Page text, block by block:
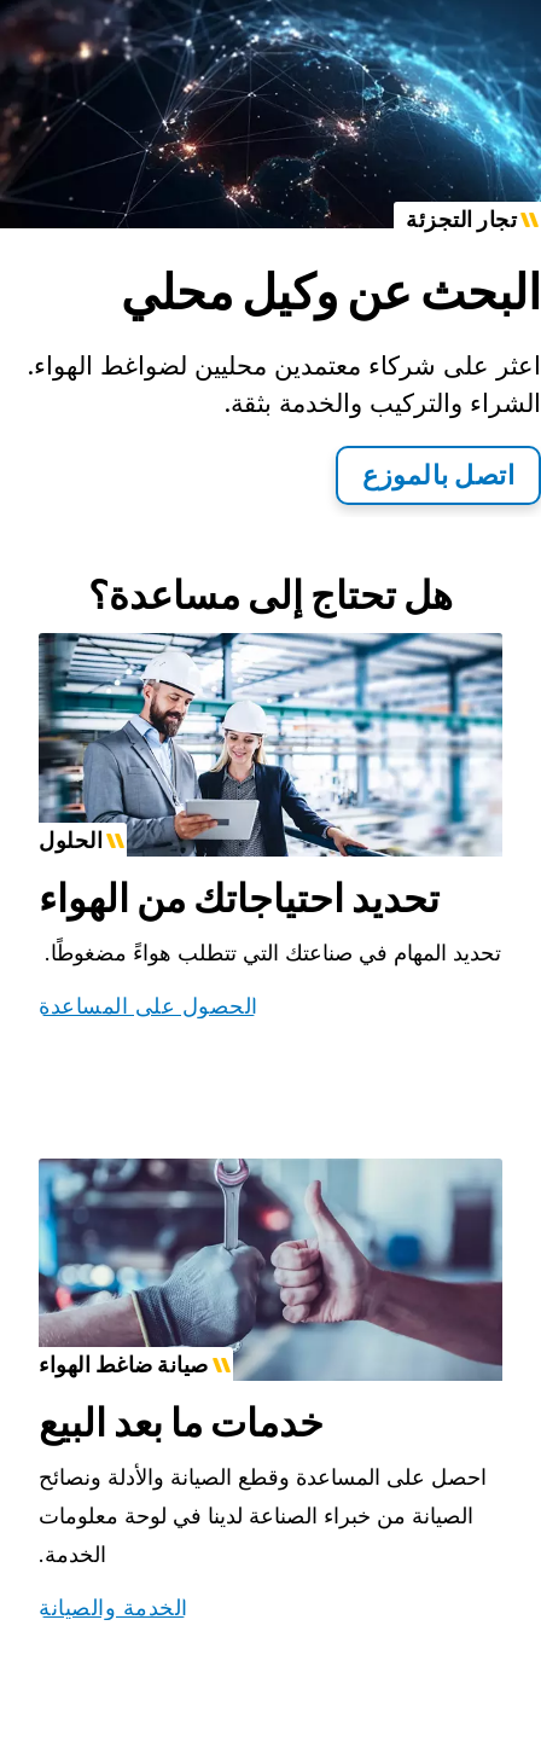
تجار التجزئة
البحث عن وكيل محلي
اعثر على شركاء معتمدين محليين لضواغط الهواء.
الشراء والتركيب والخدمة بثقة.
اتصل بالموزع
هل تحتاج إلى مساعدة؟
الحلول
تحديد احتياجاتك من الهواء
تحديد المهام في صناعتك التي تتطلب هواءً مضغوطًا.
الحصول على المساعدة
صيانة ضاغط الهواء
خدمات ما بعد البيع
احصل على المساعدة وقطع الصيانة والأدلة ونصائح
الصيانة من خبراء الصناعة لدينا في لوحة معلومات
الخدمة.
الخدمة والصيانة